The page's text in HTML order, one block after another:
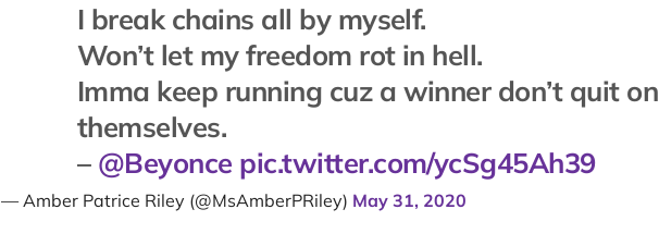
I break chains all by myself.
Won’t let my freedom rot in hell.
Imma keep running cuz a winner don’t quit on
themselves.
– @Beyonce pic.twitter.com/ycSg45Ah39
— Amber Patrice Riley (@MsAmberPRiley) May 31, 2020